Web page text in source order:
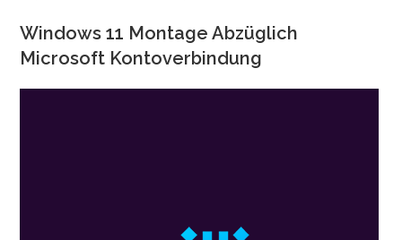
Windows 11 Montage Abzüglich
Microsoft Kontoverbindung